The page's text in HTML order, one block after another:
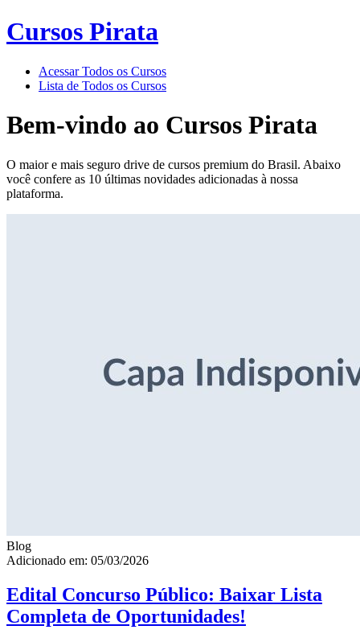
Cursos Pirata
Acessar Todos os Cursos
Lista de Todos os Cursos
Bem-vindo ao Cursos Pirata
O maior e mais seguro drive de cursos premium do Brasil. Abaixo
você confere as 10 últimas novidades adicionadas à nossa
plataforma.
Blog
Adicionado em: 05/03/2026
Edital Concurso Público: Baixar Lista
Completa de Oportunidades!